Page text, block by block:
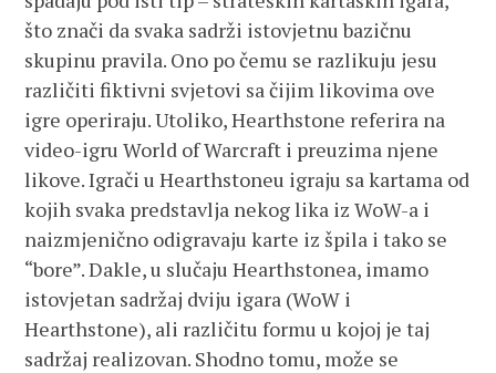
što znači da svaka sadrži istovjetnu bazičnu
skupinu pravila. Ono po čemu se razlikuju jesu
različiti fiktivni svjetovi sa čijim likovima ove
igre operiraju. Utoliko, Hearthstone referira na
video-igru World of Warcraft i preuzima njene
likove. Igrači u Hearthstoneu igraju sa kartama od
kojih svaka predstavlja nekog lika iz WoW-a i
naizmjenično odigravaju karte iz špila i tako se
“bore”. Dakle, u slučaju Hearthstonea, imamo
istovjetan sadržaj dviju igara (WoW i
Hearthstone), ali različitu formu u kojoj je taj
sadržaj realizovan. Shodno tomu, može se